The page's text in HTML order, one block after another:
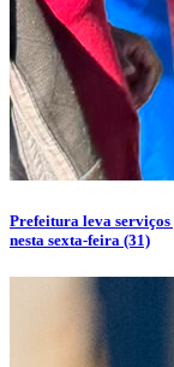
Prefeitura leva
nesta sexta-feira (31)